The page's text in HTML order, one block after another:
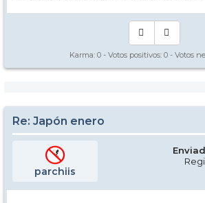
Karma: 0 - Votos positivos: 0 - Votos
Re: Japón enero
parchiis